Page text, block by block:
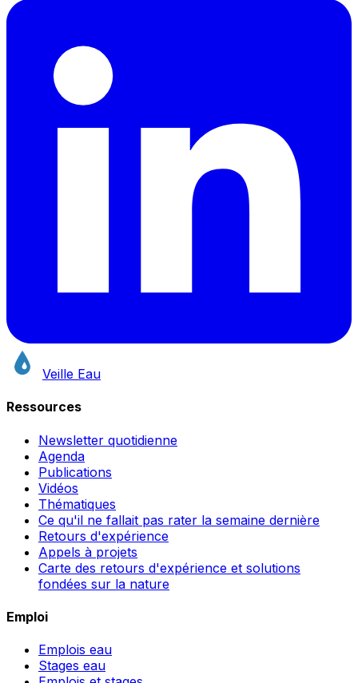
Veille Eau
Ressources
Newsletter quotidienne
Agenda
Publications
Vidéos
Thématiques
Ce qu'il ne fallait pas rater la semaine dernière
Retours d'expérience
Appels à projets
Carte des retours d'expérience et solutions
fondées sur la nature
Emploi
Emplois eau
Stages eau